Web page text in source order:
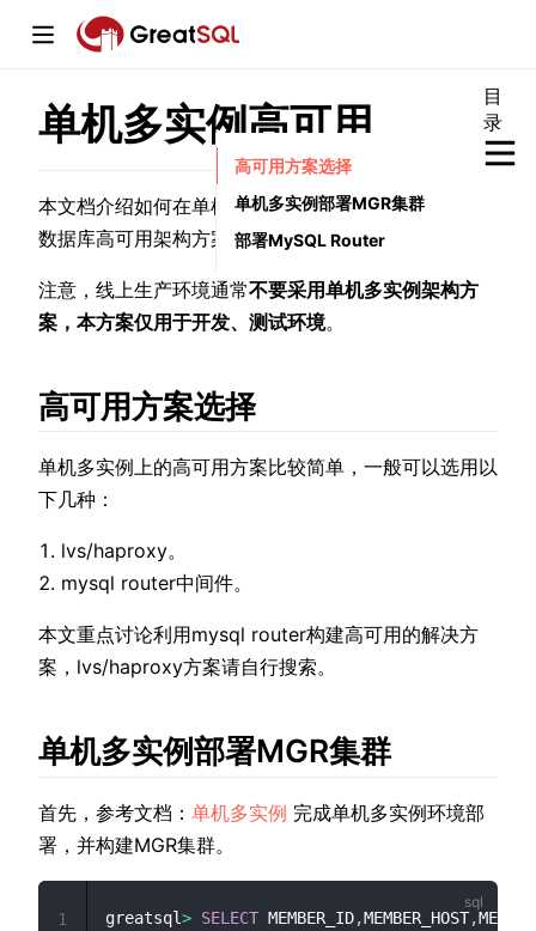
单机多实例高可用
本文档介绍如何在单机多实例环境下，构建GreatSQL
数据库高可用架构方案。
注意，线上生产环境通常不要采用单机多实例架构方
案，本方案仅用于开发、测试环境。
高可用方案选择
单机多实例上的高可用方案比较简单，一般可以选用以
下几种：
lvs/haproxy。
mysql router中间件。
本文重点讨论利用mysql router构建高可用的解决方
案，lvs/haproxy方案请自行搜索。
单机多实例部署MGR集群
首先，参考文档： 单机多实例 完成单机多实例环境部
署，并构建MGR集群。
greatsql> SELECT MEMBER_ID,MEMBER_HOST,
1
目
录
高可用方案选择
单机多实例部署MGR集群
部署MySQL Router